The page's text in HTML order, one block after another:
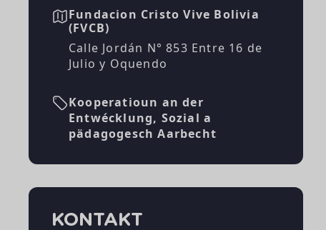
Fundacion Cristo Vive Bolivia
(FVCB)
Calle Jordán N° 853 Entre 16 de
Julio y Oquendo
Kooperatioun an der
Entwécklung, Sozial a
pädagogesch Aarbecht
KONTAKT